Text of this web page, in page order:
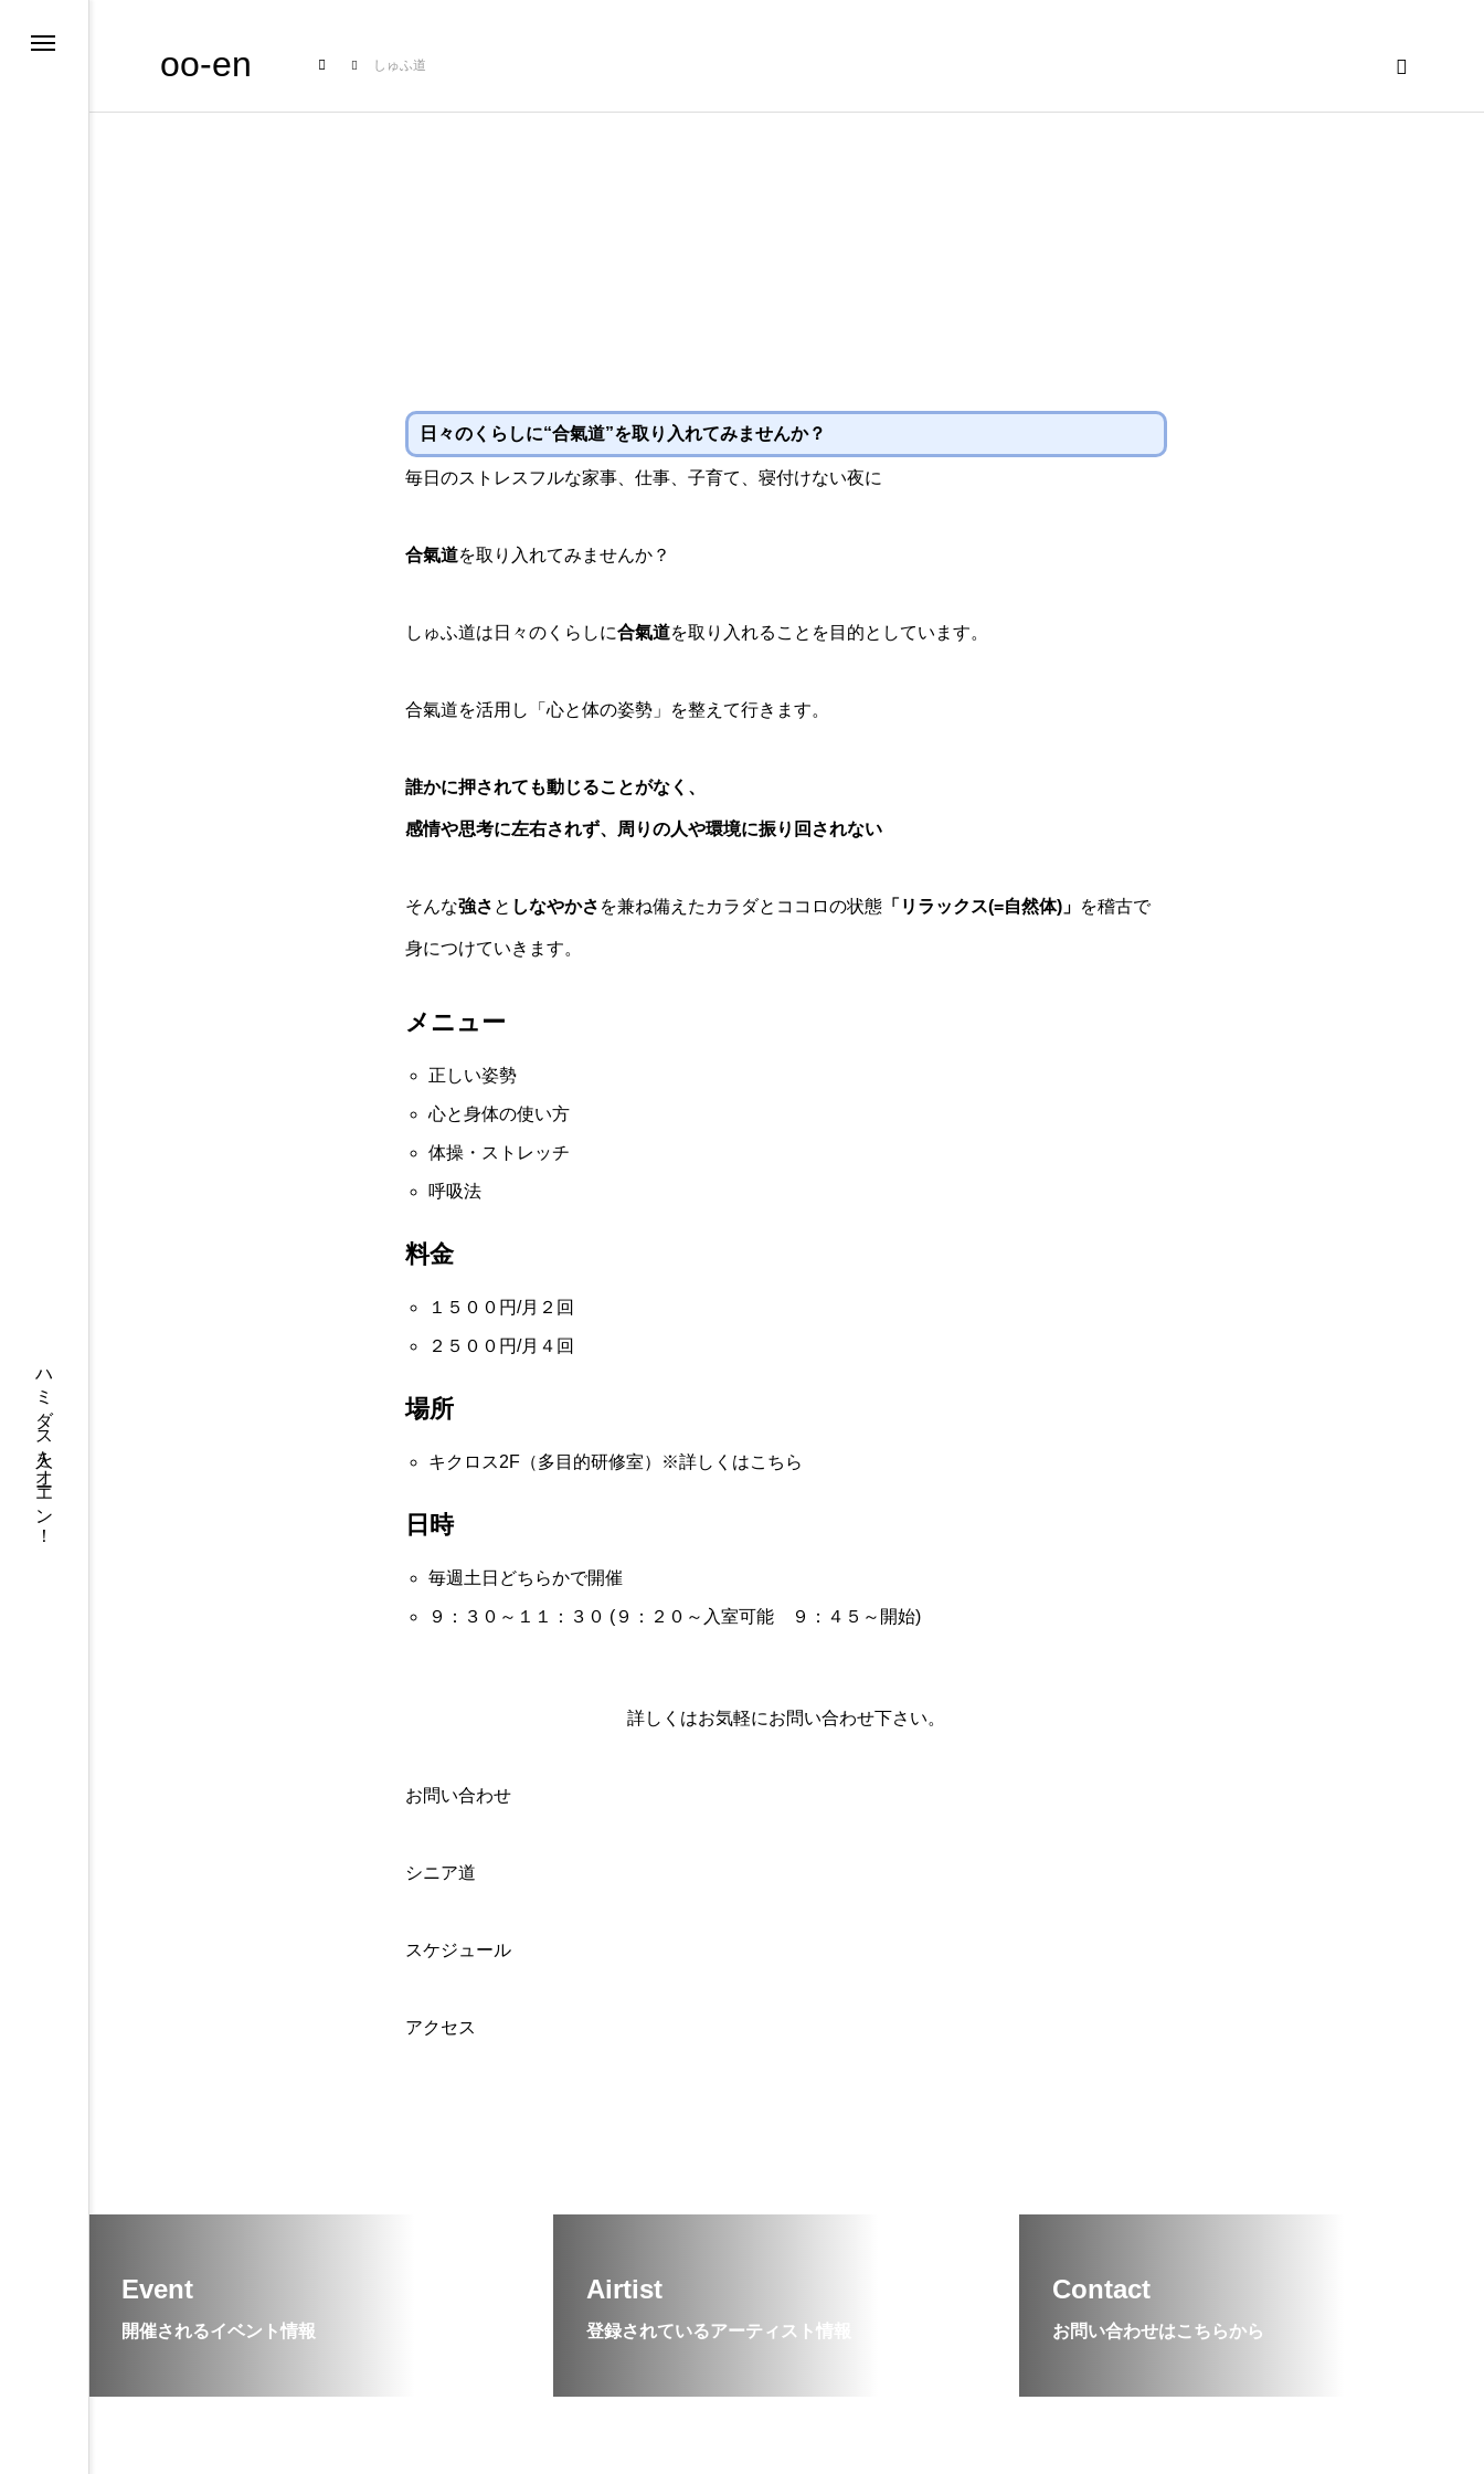
ハミダス人をオーエン！
NEW POST
TAG LIST
oo-en しゅふ道
日々のくらしに“合氣道”を取り入れてみませんか？
毎日のストレスフルな家事、仕事、子育て、寝付けない夜に
合氣道を取り入れてみませんか？
しゅふ道は日々のくらしに合氣道を取り入れることを目的としています。
合氣道を活用し「心と体の姿勢」を整えて行きます。
誰かに押されても動じることがなく、
感情や思考に左右されず、周りの人や環境に振り回されない
そんな強さ と しなやかさ を兼ね備えたカラダとココロの状態 「リラックス(=自然体)」 を稽古で
身につけていきます。
メニュー
正しい姿勢
心と身体の使い方
体操・ストレッチ
呼吸法
料金
１５００円/月２回
２５００円/月４回
場所
キクロス2F（多目的研修室）※詳しくはこちら
日時
毎週土日どちらかで開催
９：３０～１１：３０ (９：２０～入室可能 ９：４５～開始)
詳しくはお気軽にお問い合わせ下さい。
お問い合わせ
シニア道
スケジュール
アクセス
Event
開催されるイベント情報
Airtist
登録されているアーティスト情報
Contact
お問い合わせはこちらから